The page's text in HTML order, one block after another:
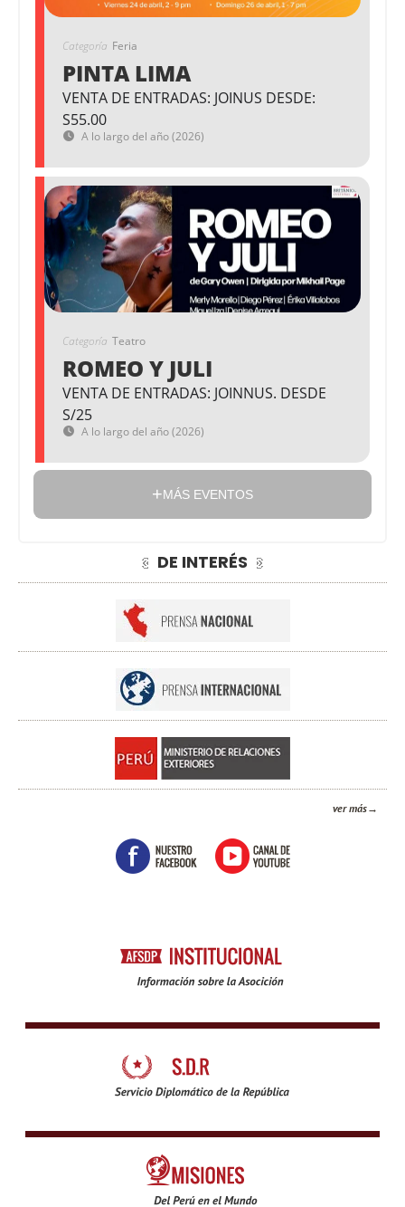
Categoría Feria
PINTA LIMA
VENTA DE ENTRADAS: JOINUS DESDE:
S55.00
A lo largo del año (2026)
Categoría Teatro
ROMEO Y JULI
VENTA DE ENTRADAS: JOINNUS. DESDE
S/25
A lo largo del año (2026)
MÁS EVENTOS
DE INTERÉS
ver más